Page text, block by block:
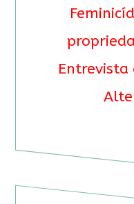
Entrevista